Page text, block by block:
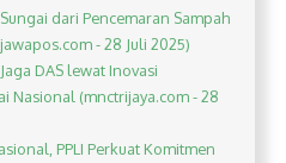
dari Pencemaran Sampah
- 28 Juli 2025)
DAS lewat Inovasi
Nasional (mnctrijaya.com - 28
PPLI Perkuat Komitmen